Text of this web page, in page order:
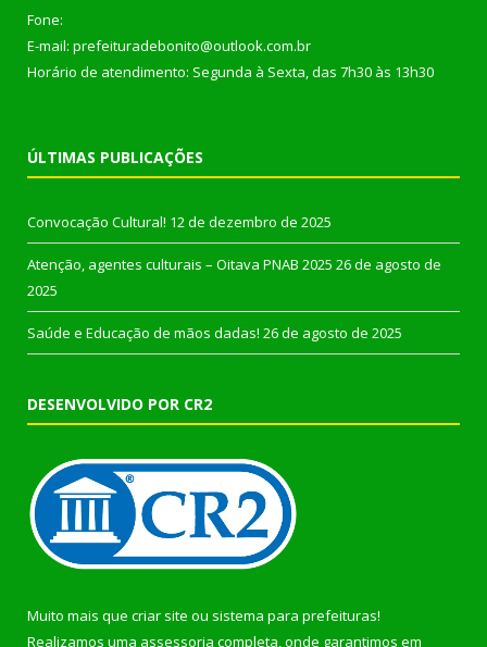
Fone:
E-mail: prefeituradebonito@outlook.com.br
Horário de atendimento: Segunda à Sexta, das 7h30 às 13h30
ÚLTIMAS PUBLICAÇÕES
Convocação Cultural! 12 de dezembro de 2025
Atenção, agentes culturais – Oitava PNAB 2025 26 de agosto de
2025
Saúde e Educação de mãos dadas! 26 de agosto de 2025
DESENVOLVIDO POR CR2
Muito mais que criar site ou sistema para prefeituras!
Realizamos uma assessoria completa, onde garantimos em